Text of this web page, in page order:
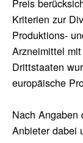
Preis
Kriterien zur
Produktions-
Arzneimittel
Drittstaaten
europäische
Nach Angaben
Anbieter dabei